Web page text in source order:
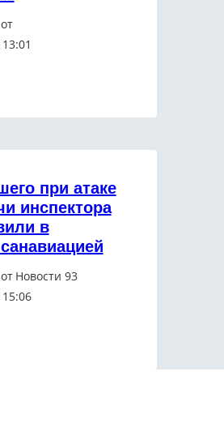
при атаке
инспектора
в
Новости 93